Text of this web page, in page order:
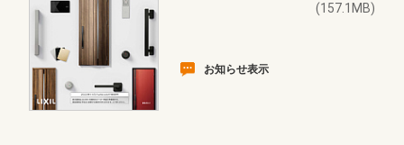
(157.1MB)
お知らせ表示